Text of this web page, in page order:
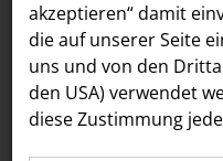
INNER
aehre
Astoria Artshow
B/S/H Hausgeräte
12.09.2024
Drei
akzeptieren“ damit
die auf unserer Seite
uns und von den
den USA) verwendet
diese Zustimmung